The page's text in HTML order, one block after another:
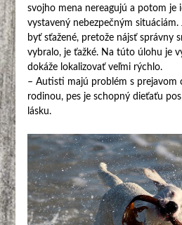
svojho mena nereagujú a potom je
vystavený nebezpečným
byť sťažené, pretože nájsť správny
vybralo, je ťažké. Na túto úlohu je
dokáže lokalizovať veľmi rýchlo.
– Autisti majú problém s prejavom
rodinou, pes je schopný dieťaťu
lásku.